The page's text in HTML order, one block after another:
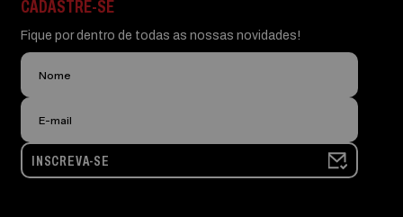
CADASTRE-SE
Fique por dentro de todas as nossas novidades!
INSCREVA-SE